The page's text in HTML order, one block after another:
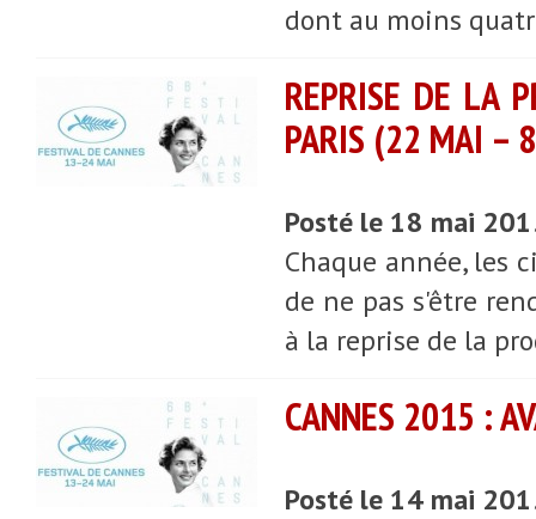
dont au moins
REPRISE DE LA
PARIS (22 MAI –
Posté le 18 mai
Chaque année, les
de ne pas s'être
à la reprise de la
CANNES 2015 :
Posté le 14 mai